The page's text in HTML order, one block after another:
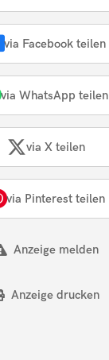
via Facebook teilen
via WhatsApp teilen
via X teilen
via Pinterest teilen
Anzeige melden
Anzeige drucken